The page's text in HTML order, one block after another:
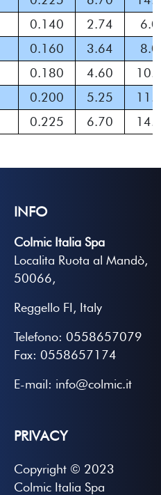
0.140 2.74
0.160 3.64
0.180 4.60
0.200 5.25
0.225 6.70
INFO
Colmic Italia Spa
Localita Ruota al Mandò,
50066,
Reggello FI, Italy
Telefono: 0558657079
Fax: 0558657174
E-mail: info@colmic.it
PRIVACY
Copyright © 2023
Colmic Italia Spa